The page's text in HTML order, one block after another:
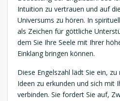
Intuition zu vertrauen und auf
Universums zu hören. In
als Zeichen für göttliche
dem Sie Ihre Seele mit Ihrer
Einklang bringen können.
Diese Engelszahl lädt Sie ein,
Ideen zu erkunden und sich mit
verbinden. Sie fordert Sie auf,